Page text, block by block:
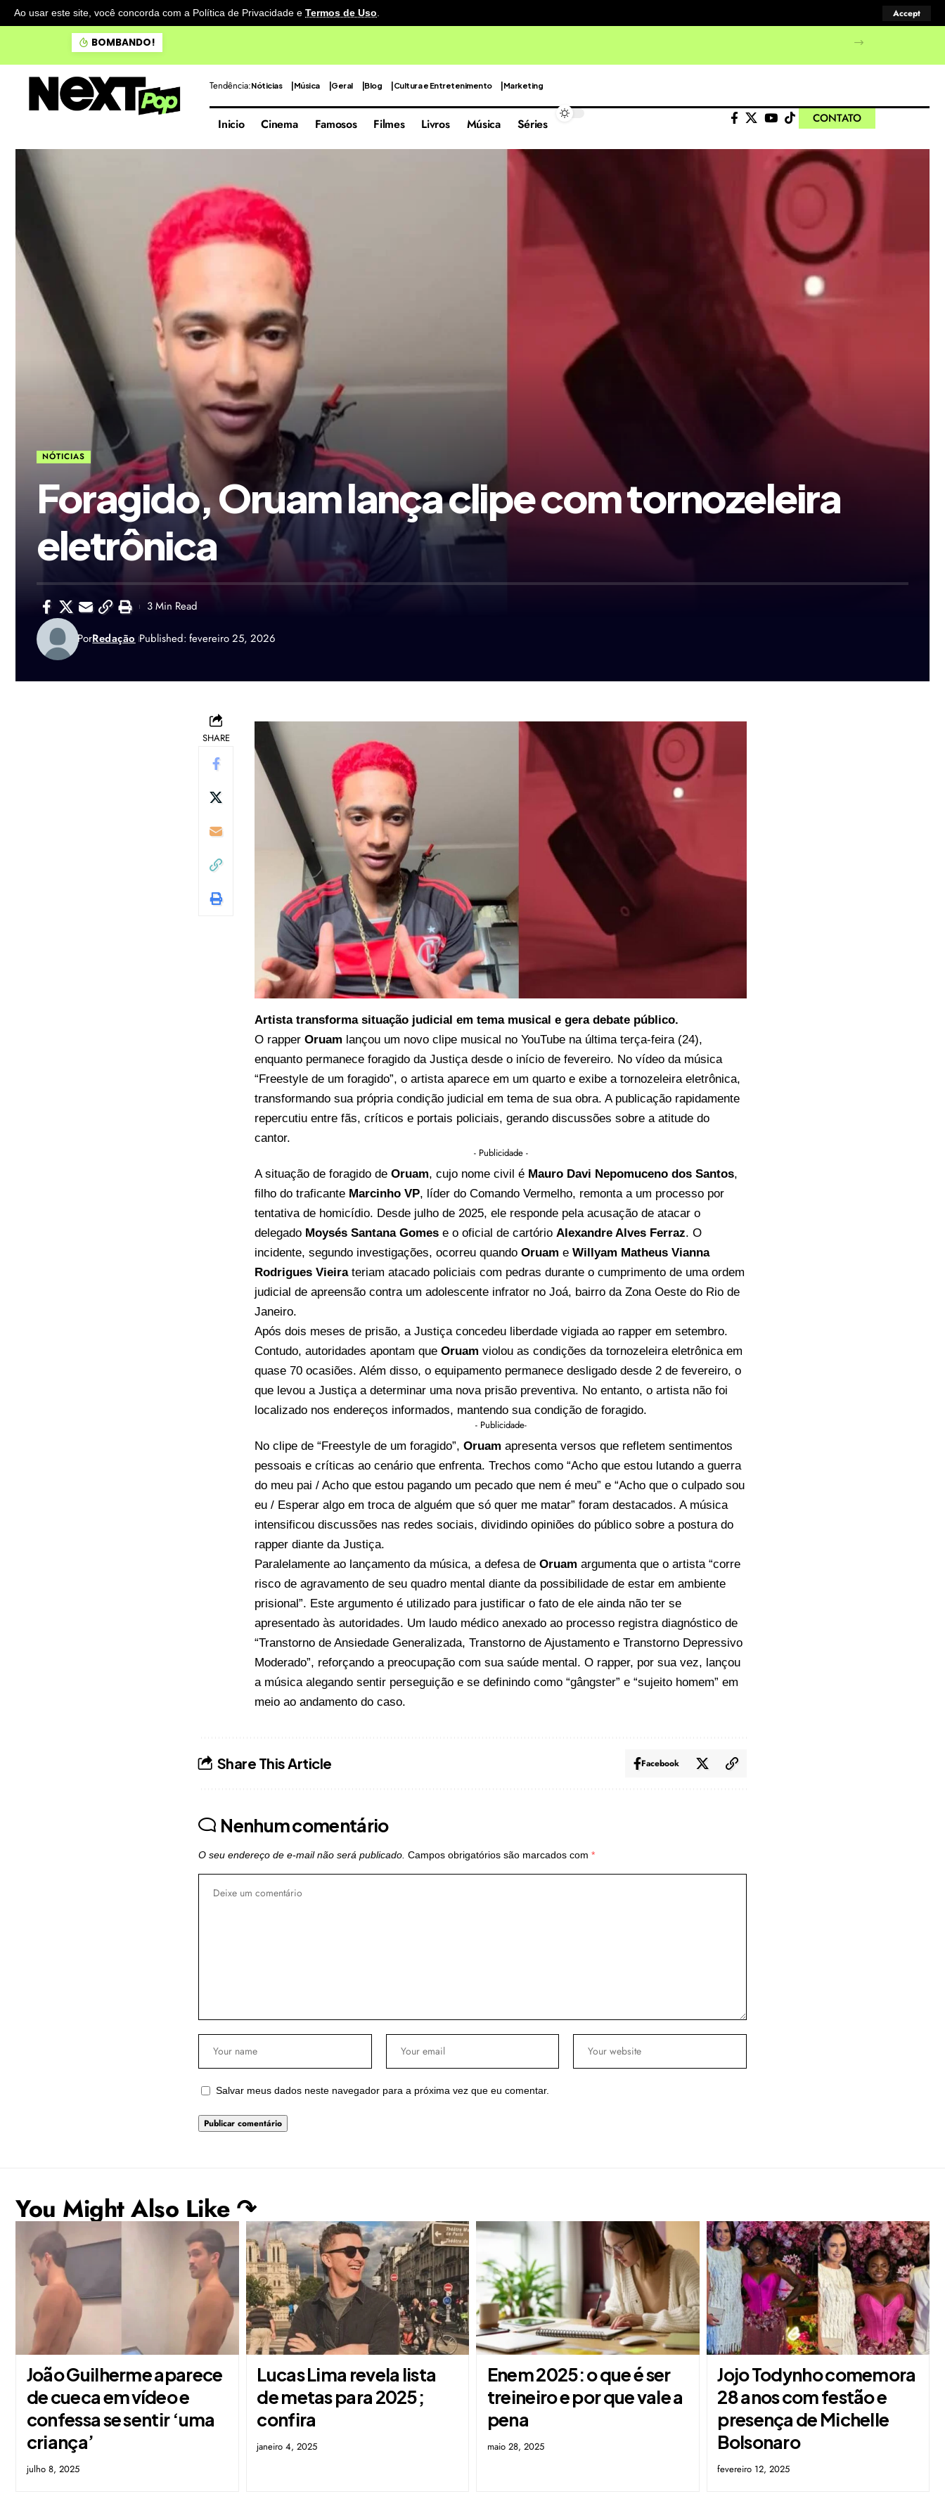
Ao usar este site, você concorda com a Política de Privacidade e Termos de Uso. Accept
BOMBANDO!
Tendência:Nóticias Música Geral Blog Cultura e Entretenimento Marketing
Inicio Cinema Famosos Filmes Livros Música Séries CONTATO
NÓTICIAS
Foragido, Oruam lança clipe com tornozeleira
eletrônica
PorRedação Published: fevereiro 25, 2026
3 Min Read
SHARE
Artista transforma situação judicial em tema musical e gera debate público.
O rapper Oruam lançou um novo clipe musical no YouTube na última terça-feira (24),
enquanto permanece foragido da Justiça desde o início de fevereiro. No vídeo da música
“Freestyle de um foragido”, o artista aparece em um quarto e exibe a tornozeleira eletrônica,
transformando sua própria condição judicial em tema de sua obra. A publicação rapidamente
repercutiu entre fãs, críticos e portais policiais, gerando discussões sobre a atitude do
cantor.
- Publicidade -
A situação de foragido de Oruam, cujo nome civil é Mauro Davi Nepomuceno dos Santos,
filho do traficante Marcinho VP, líder do Comando Vermelho, remonta a um processo por
tentativa de homicídio. Desde julho de 2025, ele responde pela acusação de atacar o
delegado Moysés Santana Gomes e o oficial de cartório Alexandre Alves Ferraz. O
incidente, segundo investigações, ocorreu quando Oruam e Willyam Matheus Vianna
Rodrigues Vieirateriam atacado policiais com pedras durante o cumprimento de uma ordem
judicial de apreensão contra um adolescente infrator no Joá, bairro da Zona Oeste do Rio de
Janeiro.
Após dois meses de prisão, a Justiça concedeu liberdade vigiada ao rapper em setembro.
Contudo, autoridades apontam que Oruam violou as condições da tornozeleira eletrônica em
quase 70 ocasiões. Além disso, o equipamento permanece desligado desde 2 de fevereiro, o
que levou a Justiça a determinar uma nova prisão preventiva. No entanto, o artista não foi
localizado nos endereços informados, mantendo sua condição de foragido.
- Publicidade-
No clipe de “Freestyle de um foragido”, Oruam apresenta versos que refletem sentimentos
pessoais e críticas ao cenário que enfrenta. Trechos como “Acho que estou lutando a guerra
do meu pai / Acho que estou pagando um pecado que nem é meu” e “Acho que o culpado sou
eu / Esperar algo em troca de alguém que só quer me matar” foram destacados. A música
intensificou discussões nas redes sociais, dividindo opiniões do público sobre a postura do
rapper diante da Justiça.
Paralelamente ao lançamento da música, a defesa de Oruam argumenta que o artista “corre
risco de agravamento de seu quadro mental diante da possibilidade de estar em ambiente
prisional”. Este argumento é utilizado para justificar o fato de ele ainda não ter se
apresentado às autoridades. Um laudo médico anexado ao processo registra diagnóstico de
“Transtorno de Ansiedade Generalizada, Transtorno de Ajustamento e Transtorno Depressivo
Moderado”, reforçando a preocupação com sua saúde mental. O rapper, por sua vez, lançou
a música alegando sentir perseguição e se definindo como “gângster” e “sujeito homem” em
meio ao andamento do caso.
Share This Article Facebook
Nenhum comentário
O seu endereço de e-mail não será publicado. Campos obrigatórios são marcados com *
Salvar meus dados neste navegador para a próxima vez que eu comentar.
You Might Also Like ↷
João Guilherme aparece
de cueca em vídeo e
confessa se sentir ‘uma
criança’
julho 8, 2025
Lucas Lima revela lista
de metas para 2025;
confira
janeiro 4, 2025
Enem 2025: o que é ser
treineiro e por que vale a
pena
maio 28, 2025
Jojo Todynho comemora
28 anos com festão e
presença de Michelle
Bolsonaro
fevereiro 12, 2025